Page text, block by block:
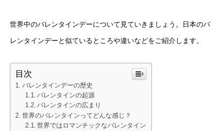
世界中のバレンタインデーについて見ていきましょう。日本のバ
レンタインデーと似ているところや違いなどをご紹介します。
目次
バレンタインデーの歴史
バレンタインの起源
バレンタインの広まり
世界のバレンタインってどんな感じ？
世界ではロマンチックなバレンタイン